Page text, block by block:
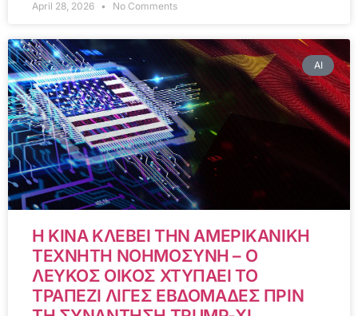
April 28, 2026 No Comments
AI
Η ΚΙΝΑ ΚΛΕΒΕΙ ΤΗΝ ΑΜΕΡΙΚΑΝΙΚΗ
ΤΕΧΝΗΤΗ ΝΟΗΜΟΣΥΝΗ – Ο
ΛΕΥΚΟΣ ΟΙΚΟΣ ΧΤΥΠΑΕΙ ΤΟ
ΤΡΑΠΕΖΙ ΛΙΓΕΣ ΕΒΔΟΜΑΔΕΣ ΠΡΙΝ